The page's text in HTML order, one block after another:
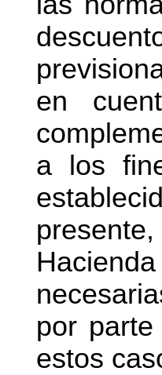
en
a los
por
estos